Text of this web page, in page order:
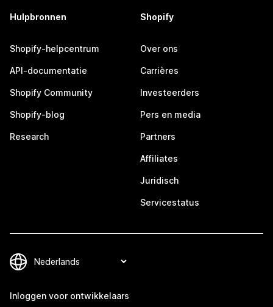
Hulpbronnen
Shopify-helpcentrum
API-documentatie
Shopify Community
Shopify-blog
Research
Shopify
Over ons
Carrières
Investeerders
Pers en media
Partners
Affiliates
Juridisch
Servicestatus
Inloggen voor ontwikkelaars